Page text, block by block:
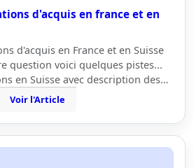
d'acquis en france et en
d'acquis en France et en Suisse
question voici quelques pistes...
en Suisse avec description des…
Voir l'Article